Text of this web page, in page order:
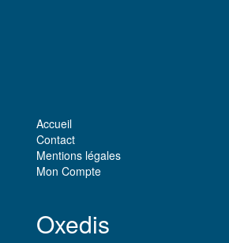
Accueil
Contact
Mentions légales
Mon Compte
Oxedis